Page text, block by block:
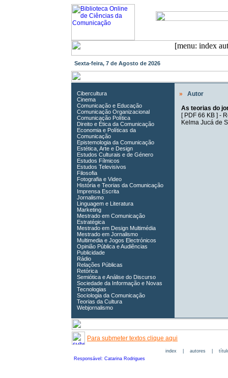
Sexta-feira, 7 de Agosto de 2026
Cibercultura
Cinema
Comunicação e Educação
Comunicação Organizacional
Comunicação Política
Direito e Ética da Comunicação
Economia e Políticas da
Comunicação
Epistemologia da Comunicação
Estética, Arte e Design
Estudos Culturais e de Género
Estudos Fílmicos
Estudos Televisivos
Filosofia
Fotografia e Video
História e Teorias da Comunicação
Imprensa Escrita
Jornalismo
Linguagem e Literatura
Marketing
Mestrado em Comunicação
Estratégica
Mestrado em Design Multimédia
Mestrado em Jornalismo
Multimedia e Jogos Electrónicos
Opinião Pública e Audiências
Publicidade
Rádio
Relações Públicas
Retórica
Semiótica e Análise do Discurso
Sociedade da Informação e Novas
Tecnologias
Sociologia da Comunicação
Teorias da Cultura
Webjornalismo
»
Autor
As teorias do
[ PDF 66 KB] -
Kelma Jucá de
Para submeter textos clique aqui
index| autores|